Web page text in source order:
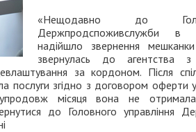
«Нещодавно до
Держпродспоживслужби в
надійшло звернення
звернулась до агентства
за кордоном. Після
послуги згідно з договором оферти
місяця вона не
до Головного управління